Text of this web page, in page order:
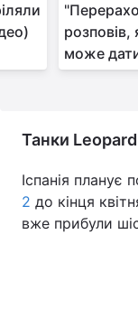
може дати
Танки
Іспанія планує
2 до кінця
вже прибули